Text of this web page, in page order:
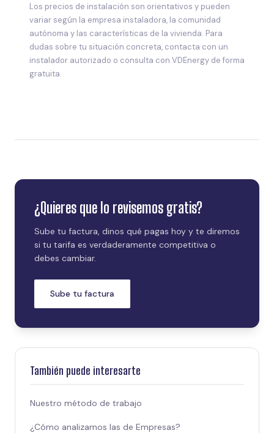
Los precios de instalación son orientativos y pueden
variar según la empresa instaladora, la comunidad
autónoma y las características de la vivienda. Para
dudas sobre tu situación concreta, contacta con un
instalador autorizado o consulta con VDEnergy de forma
gratuita.
¿Quieres que lo revisemos gratis?
Sube tu factura, dinos qué pagas hoy y te diremos
si tu tarifa es verdaderamente competitiva o
debes cambiar.
Sube tu factura
También puede interesarte
Nuestro método de trabajo
¿Cómo analizamos las de Empresas?